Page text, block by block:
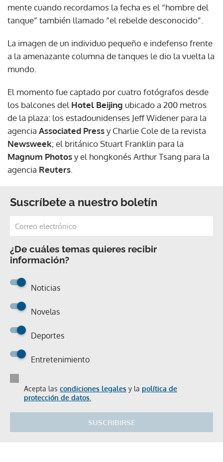
mente cuando recordamos la fecha es el “hombre del
tanque” también llamado “el rebelde desconocido”.
La imagen de un individuo pequeño e indefenso frente
a la amenazante columna de tanques le dio la vuelta la
mundo.
El momento fue captado por cuatro fotógrafos desde
los balcones del Hotel Beijing ubicado a 200 metros
de la plaza: los estadounidenses Jeff Widener para la
agencia Associated Pressy Charlie Cole de la revista
Newsweek; el británico Stuart Franklin para la
Magnum Photosy el hongkonés Arthur Tsang para la
agencia Reuters
Suscríbete a nuestro boletín
¿De cuáles temas quieres recibir
información?
Noticias
Novelas
Deportes
Entretenimiento
Acepta las condiciones legales y la política de
protección de datos.
SUSCRIBIRSE